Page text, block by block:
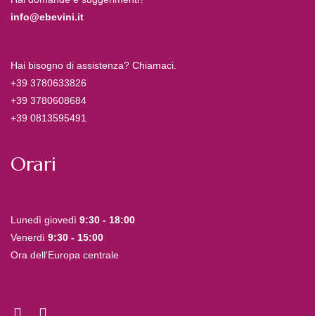
info@ebevini.it
Hai bisogno di assistenza? Chiamaci.
+39 3780633826
+39 3780608684
+39 0813595491
Orari
Lunedì giovedì 9:30 - 18:00
Venerdì 9:30 - 15:00
Ora dell'Europa centrale